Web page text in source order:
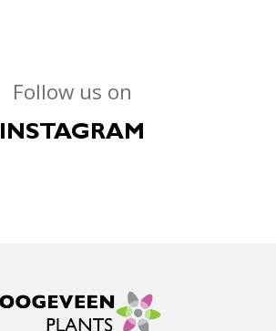
Follow us on
INSTAGRAM